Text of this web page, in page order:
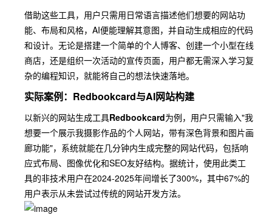
借助这些工具，用户只需用日常语言描述他们想要的网站功
能、布局和风格，AI便能理解其意图，并自动生成相应的代码
和设计。无论是搭建一个简单的个人博客、创建一个小型在线
商店，还是组织一次活动的宣传页面，用户都无需深入学习复
杂的编程知识，就能将自己的想法快速落地。
实际案例：Redbookcard与AI网站构建
以新兴的网站生成工具Redbookcard为例，用户只需输入"我
想要一个展示我摄影作品的个人网站，带有深色背景和图片画
廊功能"，系统就能在几分钟内生成完整的网站代码，包括响
应式布局、图像优化和SEO友好结构。据统计，使用此类工
具的非技术用户在2024-2025年间增长了300%，其中67%的
用户表示从未尝试过传统的网站开发方法。